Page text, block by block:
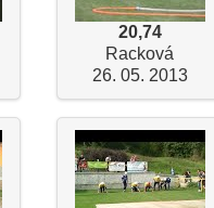
20,74
Racková
26. 05. 2013